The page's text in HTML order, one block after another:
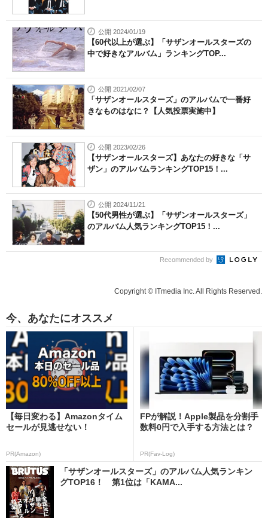
公開 2024/01/19
【60代以上が選ぶ】「サザンオールスターズの
中で好きなアルバム」ランキングTOP...
公開 2021/02/07
「サザンオールスターズ」のアルバムで一番好
きなものはなに？【人気投票実施中】
公開 2023/02/26
【サザンオールスターズ】あなたの好きな「サ
ザン」のアルバムランキングTOP15！...
公開 2024/11/21
【50代男性が選ぶ】「サザンオールスターズ」
のアルバム人気ランキングTOP15！...
Recommended by
Copyright © ITmedia Inc. All Rights Reserved.
今、あなたにオススメ
【毎日変わる】Amazonタイム
セールが見逃せない！
PR(Amazon)
FPが解説！Apple製品を分割手
数料0円で入手する方法とは？
PR(Fav-Log)
「サザンオールスターズ」のアルバム人気ランキン
グTOP16！ 第1位は「KAMA...